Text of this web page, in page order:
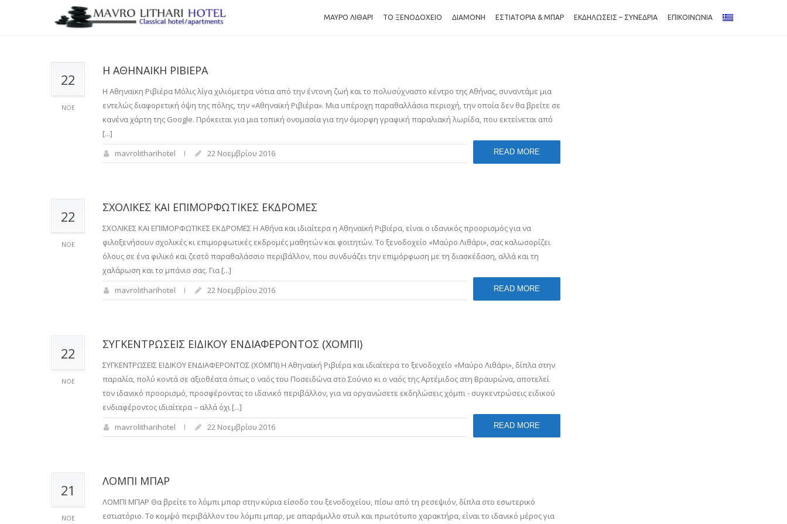
ΜΑΥΡΟ ΛΙΘΑΡΙ ΤΟ ΞΕΝΟΔΟΧΕΙΟ ΔΙΑΜΟΝΗ ΕΣΤΙΑΤΟΡΙΑ & ΜΠΑΡ ΕΚΔΗΛΩΣΕΙΣ – ΣΥΝΕΔΡΙΑ ΕΠΙΚΟΙΝΩΝΙΑ
22
ΝΟΕ
Η ΑΘΗΝΑΙΚΗ ΡΙΒΙΕΡΑ
Η Αθηναϊκη Ριβιέρα Μόλις λίγα χιλιόμετρα νότια από την έντονη ζωή και το πολυσύχναστο κέντρο της Αθήνας, συναντάμε μια
εντελώς διαφορετική όψη της πόλης, την «Αθηναϊκή Ριβιέρα». Μια υπέροχη παραθαλλάσια περιοχή, την οποία δεν θα βρείτε σε
κανένα χάρτη της Google. Πρόκειται για μια τοπική ονομασία για την όμορφη γραφική παραλιακή λωρίδα, που εκτείνεται από
[...]
READ MORE
mavrolitharihotel 22 Νοεμβρίου 2016
22
ΝΟΕ
ΣΧΟΛΙΚΕΣ ΚΑΙ ΕΠΙΜΟΡΦΩΤΙΚΕΣ ΕΚΔΡΟΜΕΣ
ΣΧΟΛΙΚΕΣ ΚΑΙ ΕΠΙΜΟΡΦΩΤΙΚΕΣ ΕΚΔΡΟΜΕΣ Η Αθήνα και ιδιαίτερα η Αθηναϊκή Ριβιέρα, είναι ο ιδανικός προορισμός για να
φιλοξενήσουν σχολικές κι επιμορφωτικές εκδρομές μαθητών και φοιτητών. Το ξενοδοχείο «Μαύρο Λιθάρι», σας καλωσορίζει
όλους σε ένα φιλικό και ζεστό παραθαλάσσιο περιβάλλον, που συνδυάζει την επιμόρφωση με τη διασκέδαση, αλλά και τη
χαλάρωση και το μπάνιο σας. Για [...]
READ MORE
mavrolitharihotel 22 Νοεμβρίου 2016
22
ΝΟΕ
ΣΥΓΚΕΝΤΡΩΣΕΙΣ ΕΙΔΙΚΟΥ ΕΝΔΙΑΦΕΡΟΝΤΟΣ (ΧΟΜΠΙ)
ΣΥΓΚΕΝΤΡΩΣΕΙΣ ΕΙΔΙΚΟΥ ΕΝΔΙΑΦΕΡΟΝΤΟΣ (ΧΟΜΠΙ) Η Αθηναϊκή Ριβιέρα και ιδιαίτερα το ξενοδοχείο «Μαύρο Λιθάρι», δίπλα στην
παραλία, πολύ κοντά σε αξιοθέατα όπως ο ναός του Ποσειδώνα στο Σούνιο κι ο ναός της Αρτέμιδος στη Βραυρώνα, αποτελεί
τον ιδανικό προορισμό, προσφέροντας το ιδανικό περιβάλλον, για να οργανώσετε εκδηλώσεις χόμπι - συγκεντρώσεις ειδικού
ενδιαφέροντος ιδιαίτερα – αλλά όχι [...]
READ MORE
mavrolitharihotel 22 Νοεμβρίου 2016
21
ΝΟΕ
ΛΟΜΠΙ ΜΠΑΡ
ΛΟΜΠΙ ΜΠΑΡ Θα βρείτε το λόμπι μπαρ στην κύρια είσοδο του ξενοδοχείου, πίσω από τη ρεσεψιόν, δίπλα στο εσωτερικό
εστιατόριο. Το κομψό περιβάλλον του λόμπι μπαρ, με απαράμιλλο στυλ και πρωτότυπο χαρακτήρα, είναι το ιδανικό μέρος για